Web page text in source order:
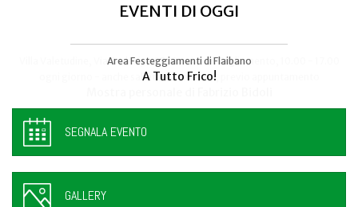
EVENTI DI OGGI
Area Festeggiamenti di Flaibano
A Tutto Frico!
Talmassons
FestInPiazza
SEGNALA EVENTO
GALLERY